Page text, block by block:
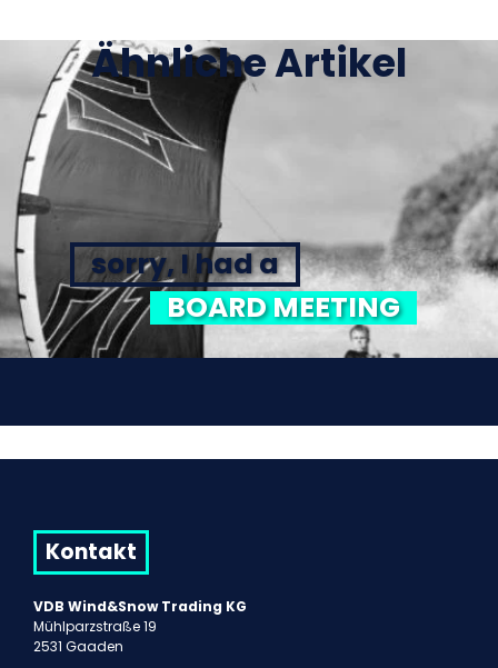
Ähnliche Artikel
sorry, I had a
BOARD MEETING
Kontakt
VDB Wind&Snow Trading KG
Mühlparzstraße 19
2531 Gaaden